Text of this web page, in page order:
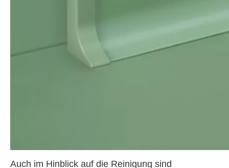
Auch im Hinblick auf die Reinigung sind